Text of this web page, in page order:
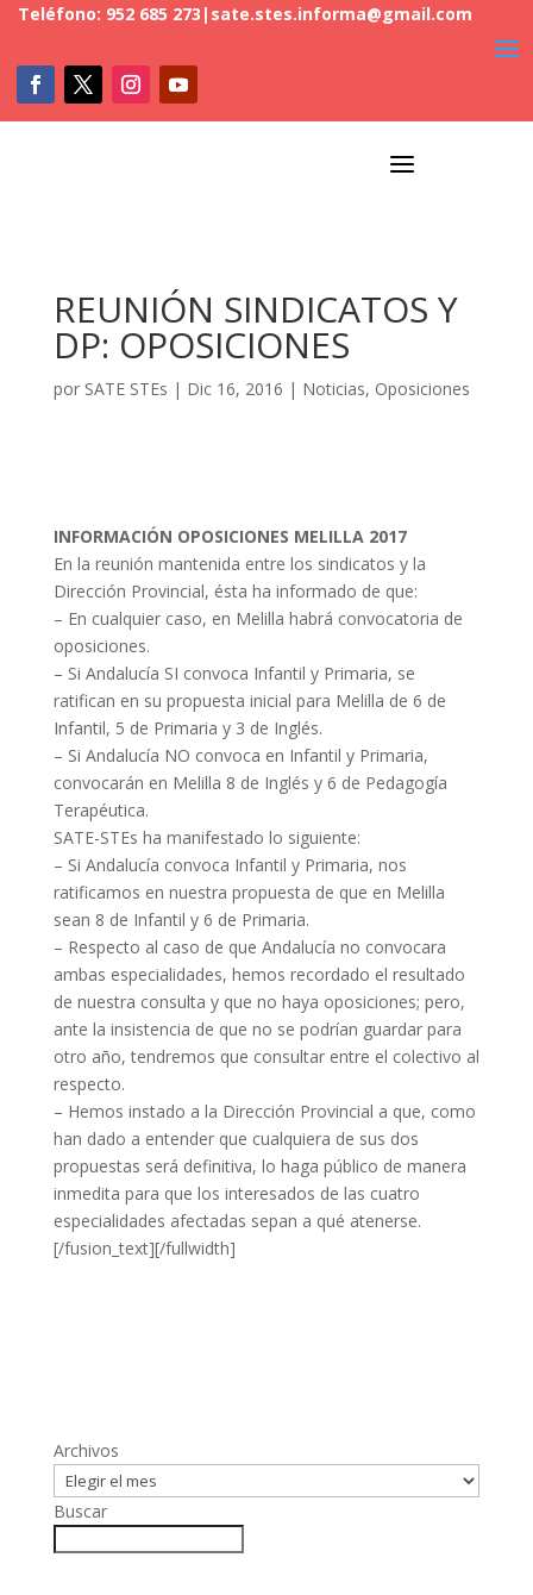
Teléfono: 952 685 273 | sate.stes.informa@gmail.com
a
REUNIÓN SINDICATOS Y
DP: OPOSICIONES
por SATE STEs | Dic 16, 2016 | Noticias, Oposiciones
INFORMACIÓN OPOSICIONES MELILLA 2017
En la reunión mantenida entre los sindicatos y la
Dirección Provincial, ésta ha informado de que:
– En cualquier caso, en Melilla habrá convocatoria de
oposiciones.
– Si Andalucía SI convoca Infantil y Primaria, se
ratifican en su propuesta inicial para Melilla de 6 de
Infantil, 5 de Primaria y 3 de Inglés.
– Si Andalucía NO convoca en Infantil y Primaria,
convocarán en Melilla 8 de Inglés y 6 de Pedagogía
Terapéutica.
SATE-STEs ha manifestado lo siguiente:
– Si Andalucía convoca Infantil y Primaria, nos
ratificamos en nuestra propuesta de que en Melilla
sean 8 de Infantil y 6 de Primaria.
– Respecto al caso de que Andalucía no convocara
ambas especialidades, hemos recordado el resultado
de nuestra consulta y que no haya oposiciones; pero,
ante la insistencia de que no se podrían guardar para
otro año, tendremos que consultar entre el colectivo al
respecto.
– Hemos instado a la Dirección Provincial a que, como
han dado a entender que cualquiera de sus dos
propuestas será definitiva, lo haga público de manera
inmedita para que los interesados de las cuatro
especialidades afectadas sepan a qué atenerse.
[/fusion_text][/fullwidth]
Archivos
Buscar